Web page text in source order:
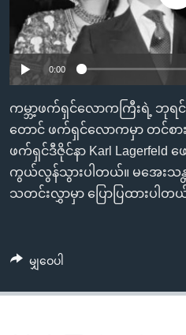
ညွန်း
စာမျက်နှာ
သို့
ကျော်
ကြည့်
ရန်
ရှာဖွေ
ရန်
နေရာ
ရန်
သုတပဒေသာ အင်္ဂလိပ်စာ
Learning English
ဗွီအိုအေ လူမှုကွန်ယက်များ
ဘာသာစကားများ
0:00
ကမ္ဘာ့ဖက်ရှင်လောကကြီးရဲ့ ဘု
တောင် ဖက်ရှင်လောကမှာ တင်စာ
ဖက်ရှင်ဒီဇိုင်နာ Karl Lagerfeld
ကွယ်လွန်သွားပါတယ်။ မအေးသ
သတင်းလွှာမှာ ပြောပြထားပါတ
မျှဝေပါ